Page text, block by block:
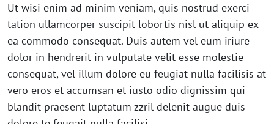
Ut wisi enim ad minim veniam, quis nostrud exerci
tation ullamcorper suscipit lobortis nisl ut aliquip ex
ea commodo consequat. Duis autem vel eum iriure
dolor in hendrerit in vulputate velit esse molestie
consequat, vel illum dolore eu feugiat nulla facilisis at
vero eros et accumsan et iusto odio dignissim qui
blandit praesent luptatum zzril delenit augue duis